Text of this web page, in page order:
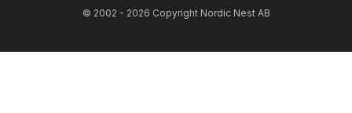
© 2002 - 2026 Copyright Nordic Nest AB